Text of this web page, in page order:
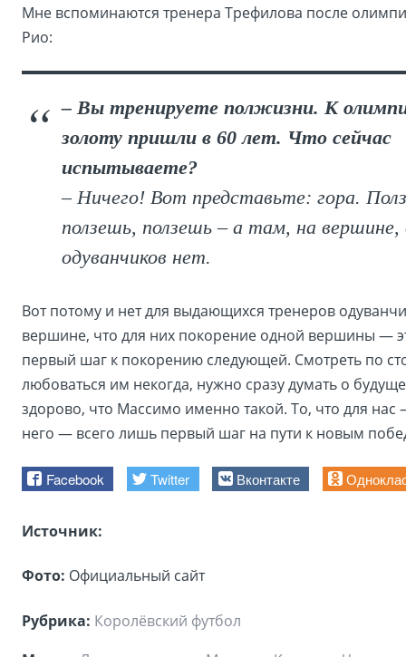
Мне вспоминаются тренера Трефилова после
Рио:
– Вы тренируете полжизни. К
золоту пришли в 60 лет. Что сейчас
испытываете?
– Ничего! Вот представьте: гора.
ползешь, ползешь – а там, на
одуванчиков нет.
Вот потому и нет для выдающихся тренеров
вершине, что для них покорение одной вершины —
первый шаг к покорению следующей. Смотреть по
любоваться им некогда, нужно сразу думать о
здорово, что Массимо именно такой. То, что для нас
него — всего лишь первый шаг на пути к новым
Facebook Twitter Вконтакте
Источник:
Фото: Официальный сайт
Рубрика: Королёвский футбол